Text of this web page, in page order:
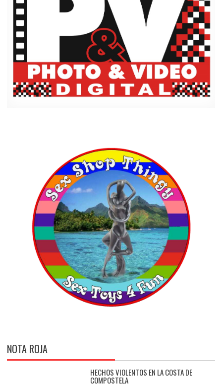
NOTA ROJA
HECHOS VIOLENTOS EN LA COSTA DE
COMPOSTELA